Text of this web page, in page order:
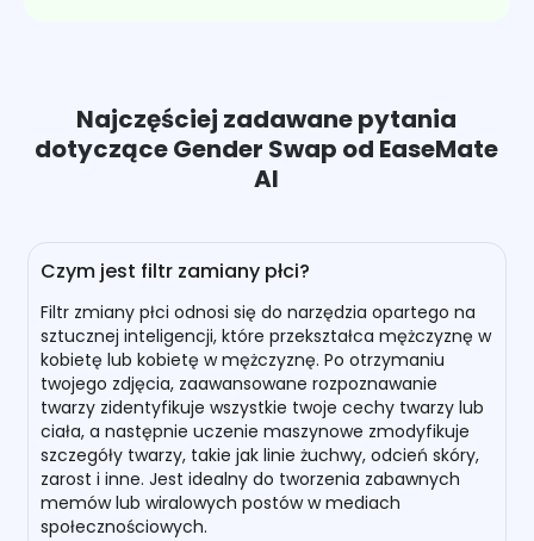
Najczęściej zadawane pytania
dotyczące Gender Swap od EaseMate
AI
Czym jest filtr zamiany płci?
Filtr zmiany płci odnosi się do narzędzia opartego na
sztucznej inteligencji, które przekształca mężczyznę w
kobietę lub kobietę w mężczyznę. Po otrzymaniu
twojego zdjęcia, zaawansowane rozpoznawanie
twarzy zidentyfikuje wszystkie twoje cechy twarzy lub
ciała, a następnie uczenie maszynowe zmodyfikuje
szczegóły twarzy, takie jak linie żuchwy, odcień skóry,
zarost i inne. Jest idealny do tworzenia zabawnych
memów lub wiralowych postów w mediach
społecznościowych.